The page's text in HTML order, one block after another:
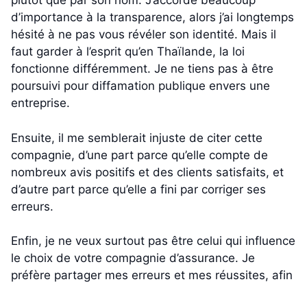
d’importance à la transparence, alors j’ai longtemps
hésité à ne pas vous révéler son identité. Mais il
faut garder à l’esprit qu’en Thaïlande, la loi
fonctionne différemment. Je ne tiens pas à être
poursuivi pour diffamation publique envers une
entreprise.
Ensuite, il me semblerait injuste de citer cette
compagnie, d’une part parce qu’elle compte de
nombreux avis positifs et des clients satisfaits, et
d’autre part parce qu’elle a fini par corriger ses
erreurs.
Enfin, je ne veux surtout pas être celui qui influence
le choix de votre compagnie d’assurance. Je
préfère partager mes erreurs et mes réussites, afin